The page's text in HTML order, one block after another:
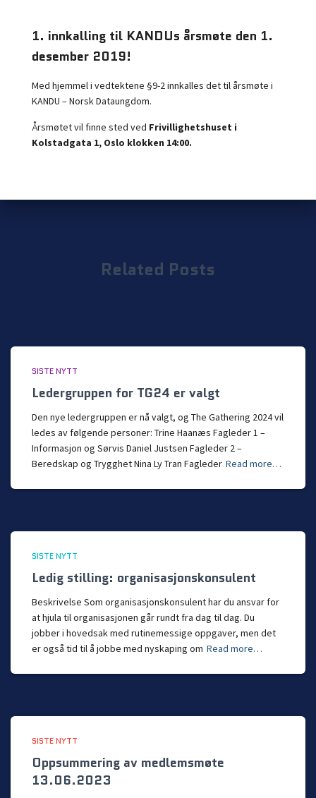
1. innkalling til KANDUs årsmøte den 1.
desember 2019!
Med hjemmel i vedtektene §9-2 innkalles det til årsmøte i
KANDU – Norsk Dataungdom.
Årsmøtet vil finne sted ved Frivillighetshuset i
Kolstadgata 1, Oslo klokken 14:00.
Related Posts
SISTE NYTT
Ledergruppen for TG24 er valgt
Den nye ledergruppen er nå valgt, og The Gathering 2024 vil
ledes av følgende personer: Trine Haanæs Fagleder 1 –
Informasjon og Sørvis Daniel Justsen Fagleder 2 –
Beredskap og Trygghet Nina Ly Tran Fagleder Read more…
SISTE NYTT
Ledig stilling: organisasjonskonsulent
Beskrivelse Som organisasjonskonsulent har du ansvar for
at hjula til organisasjonen går rundt fra dag til dag. Du
jobber i hovedsak med rutinemessige oppgaver, men det
er også tid til å jobbe med nyskaping om Read more…
SISTE NYTT
Oppsummering av medlemsmøte
13.06.2023